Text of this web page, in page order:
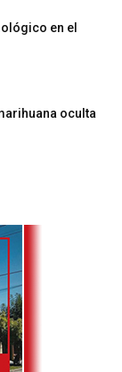
en el
oculta